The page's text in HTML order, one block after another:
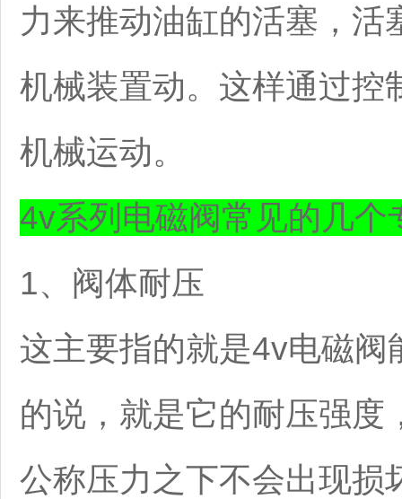
力来推动油缸的活塞，活
机械装置动。这样通过控
机械运动。
4v系列电磁阀常见的几个
1、阀体耐压
这主要指的就是4v电磁
的说，就是它的耐压强
公称压力之下不会出现损